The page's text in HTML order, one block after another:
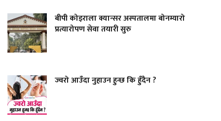
बीपी कोइराला क्यान्सर अस्पतालमा बोनम्यारो
प्रत्यारोपण सेवा तयारी सुरु
ज्वरो आउँदा नुहाउन हुन्छ कि हुँदैन ?